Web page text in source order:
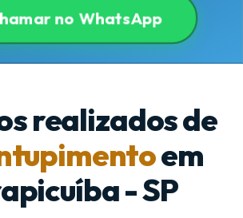
no WhatsApp
realizados de
em
- SP